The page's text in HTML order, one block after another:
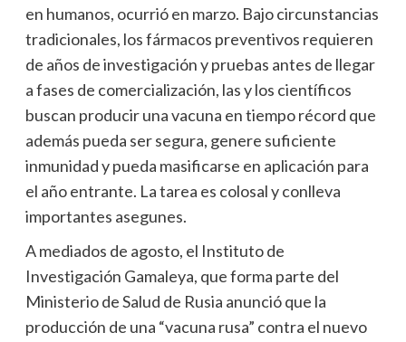
en humanos, ocurrió en marzo. Bajo circunstancias
tradicionales, los fármacos preventivos requieren
de años de investigación y pruebas antes de llegar
a fases de comercialización, las y los científicos
buscan producir una vacuna en tiempo récord que
además pueda ser segura, genere suficiente
inmunidad y pueda masificarse en aplicación para
el año entrante. La tarea es colosal y conlleva
importantes asegunes.
A mediados de agosto, el Instituto de
Investigación Gamaleya, que forma parte del
Ministerio de Salud de Rusia anunció que la
producción de una “vacuna rusa” contra el nuevo